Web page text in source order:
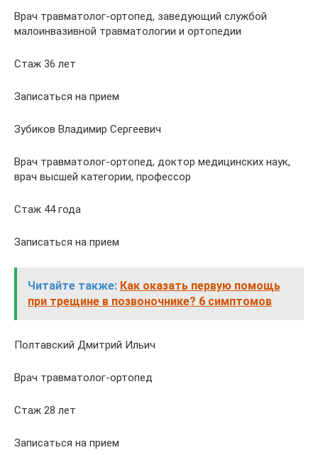
Врач травматолог-ортопед, заведующий службой
малоинвазивной травматологии и ортопедии
Стаж 36 лет
Записаться на прием
Зубиков Владимир Сергеевич
Врач травматолог-ортопед, доктор медицинских наук,
врач высшей категории, профессор
Стаж 44 года
Записаться на прием
Читайте также: Как оказать первую помощь
при трещине в позвоночнике? 6 симптомов
Полтавский Дмитрий Ильич
Врач травматолог-ортопед
Стаж 28 лет
Записаться на прием